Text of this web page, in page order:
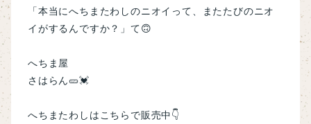
「本当にへちまたわしのニオイって、またたびのニオ
イがするんですか？」て🙃
へちま屋
さはらん🥒💓
へちまたわしはこちらで販売中👇